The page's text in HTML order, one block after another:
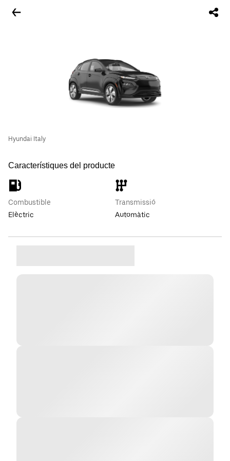
Hyundai Italy
Característiques del producte
Combustible
Elèctric
Transmissió
Automàtic